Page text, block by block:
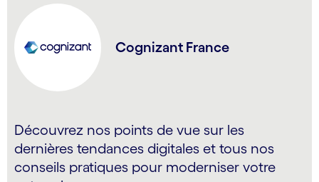
Cognizant France
Découvrez nos points de vue sur les
dernières tendances digitales et tous nos
conseils pratiques pour moderniser votre